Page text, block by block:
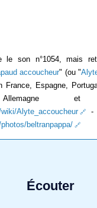
le son n°1054, mais
accoucheur" (ou "
France, Espagne,
Alyte_accoucheur
-
beltranpappa/
Écouter